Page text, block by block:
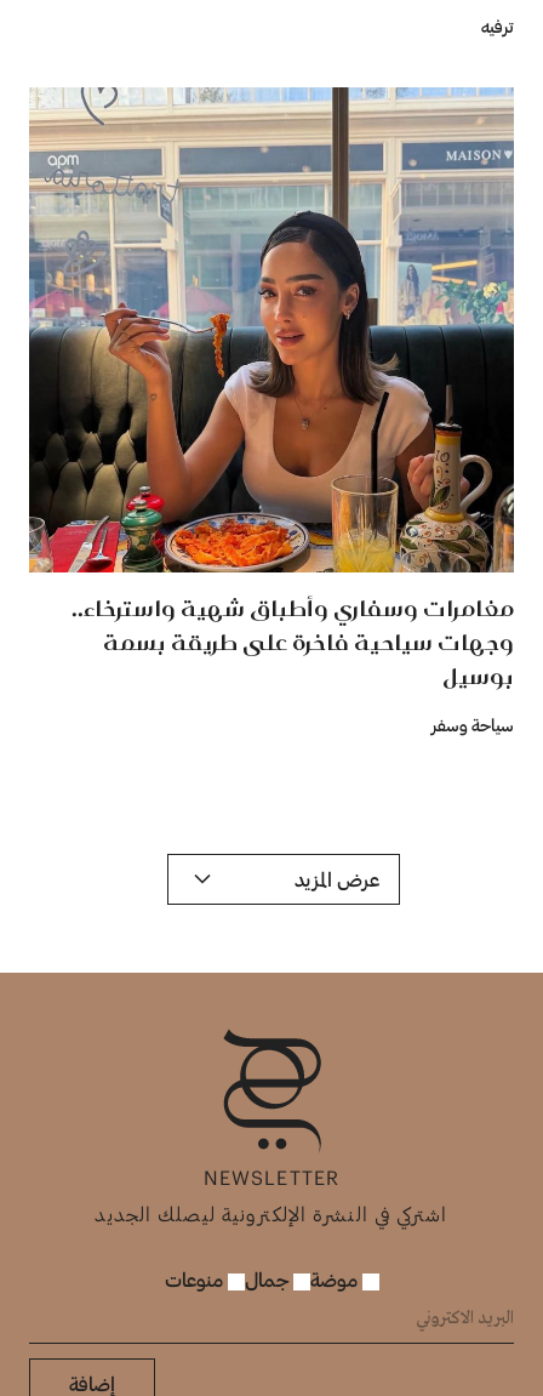
ترفيه
مغامرات وسفاري وأطباق شهية واسترخاء..
وجهات سياحية فاخرة على طريقة بسمة
بوسيل
سياحة وسفر
عرض المزيد
NEWSLETTER
اشتركي في النشرة الإلكترونية ليصلك الجديد
موضة جمال منوعات
إضافة